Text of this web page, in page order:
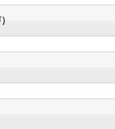
員）最終合格者について
予定 四日市市職員採用
、保育教育職、学芸員
て（７月３１日発表分）